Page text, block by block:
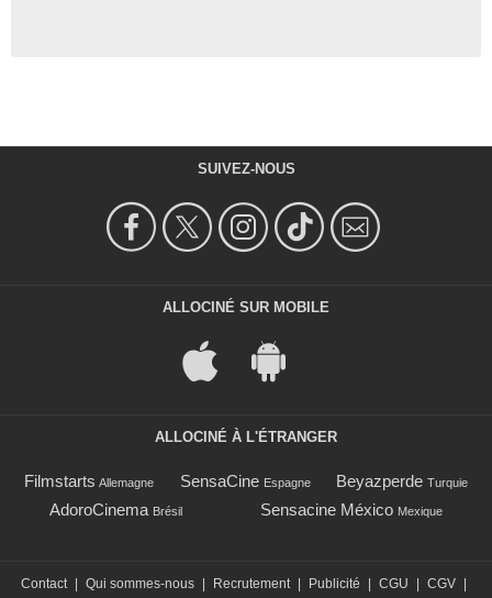
SUIVEZ-NOUS
ALLOCINÉ SUR MOBILE
ALLOCINÉ À L'ÉTRANGER
Filmstarts Allemagne SensaCine Espagne Beyazperde Turquie
AdoroCinema Brésil Sensacine México Mexique
Contact | Qui sommes-nous | Recrutement | Publicité | CGU | CGV |